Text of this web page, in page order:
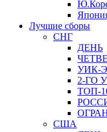
Лучшие сборы
СНГ
ДЕНЬ
УИК-
2-ГО
ТОП-
США